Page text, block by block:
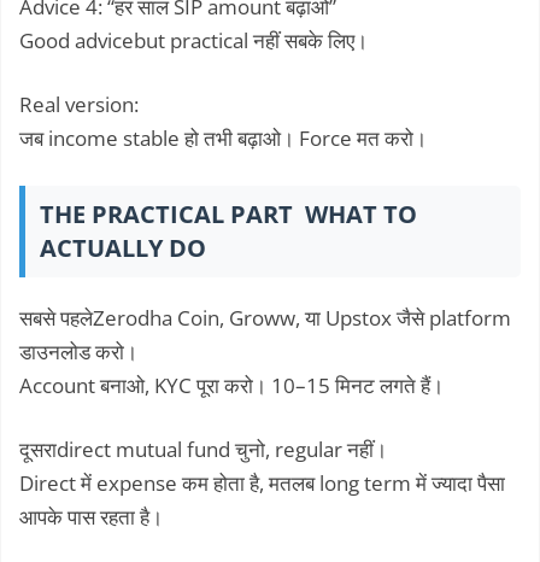
Advice 4: “हर साल SIP amount बढ़ाओ”
Good advicebut practical नहीं सबके लिए।
Real version:
जब income stable हो तभी बढ़ाओ। Force मत करो।
THE PRACTICAL PART WHAT TO
ACTUALLY DO
सबसे पहलेZerodha Coin, Groww, या Upstox जैसे platform
डाउनलोड करो।
Account बनाओ, KYC पूरा करो। 10–15 मिनट लगते हैं।
दूसराdirect mutual fund चुनो, regular नहीं।
Direct में expense कम होता है, मतलब long term में ज्यादा पैसा
आपके पास रहता है।